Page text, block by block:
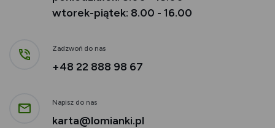
wtorek-piątek: 8.00 - 16.00
Zadzwoń do nas
+48 22 888 98 67
Napisz do nas
karta@lomianki.pl